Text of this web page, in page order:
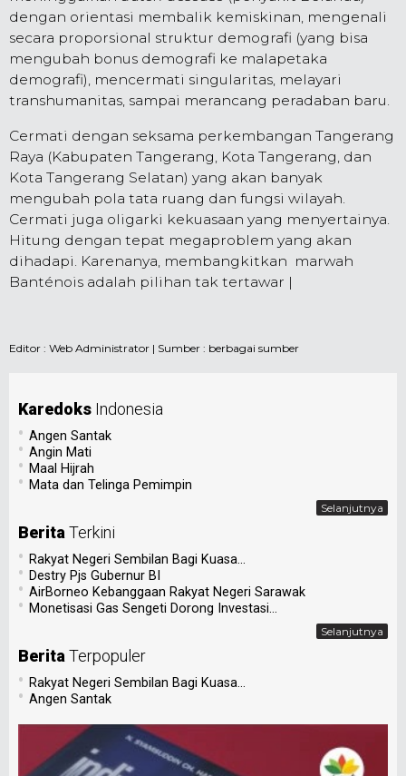
dengan orientasi membalik kemiskinan, mengenali
secara proporsional struktur demografi (yang bisa
mengubah bonus demografi ke malapetaka
demografi), mencermati singularitas, melayari
transhumanitas, sampai merancang peradaban baru.
Cermati dengan seksama perkembangan Tangerang
Raya (Kabupaten Tangerang, Kota Tangerang, dan
Kota Tangerang Selatan) yang akan banyak
mengubah pola tata ruang dan fungsi wilayah.
Cermati juga oligarki kekuasaan yang menyertainya.
Hitung dengan tepat megaproblem yang akan
dihadapi. Karenanya, membangkitkan marwah
Banténois adalah pilihan tak tertawar |
Editor : Web Administrator | Sumber : berbagai sumber
Karedoks Indonesia
• Angen Santak
• Angin Mati
• Maal Hijrah
• Mata dan Telinga Pemimpin
Selanjutnya
BeritaTerkini
• Rakyat Negeri Sembilan Bagi Kuasa...
• Destry Pjs Gubernur BI
• AirBorneo Kebanggaan Rakyat Negeri Sarawak
• Monetisasi Gas Sengeti Dorong Investasi...
Selanjutnya
BeritaTerpopuler
• Rakyat Negeri Sembilan Bagi Kuasa...
• Angen Santak